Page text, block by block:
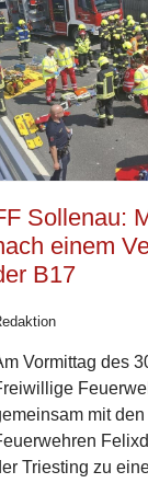
Sollenau:
einem
B17
Vormittag des
mit
Triesting zu